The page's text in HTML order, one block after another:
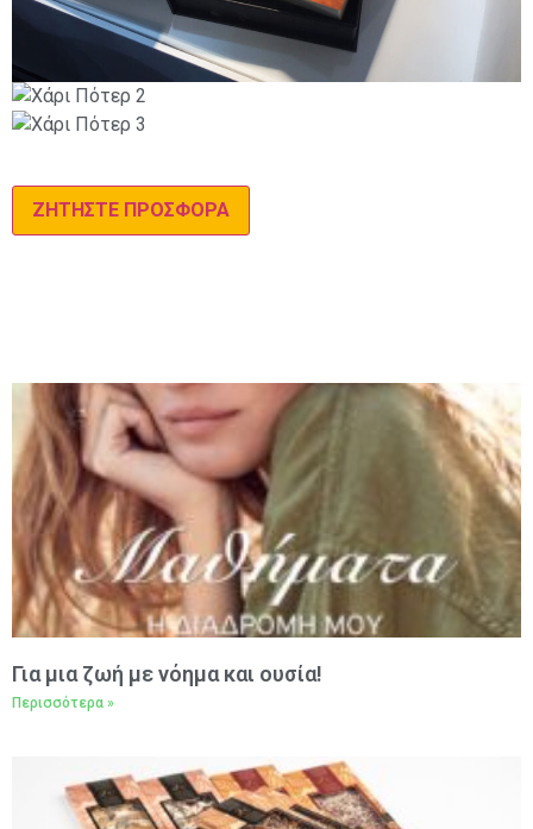
ΖΗΤΗΣΤΕ ΠΡΟΣΦΟΡΑ
Για μια ζωή με νόημα και ουσία!
Περισσότερα »